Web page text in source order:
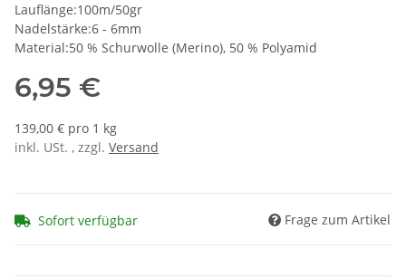
Lauflänge:100m/50gr
Nadelstärke:6 - 6mm
Material:50 % Schurwolle (Merino), 50 % Polyamid
6,95 €
139,00 € pro 1 kg
inkl. USt. , zzgl. Versand
Sofort verfügbar Frage zum Artikel